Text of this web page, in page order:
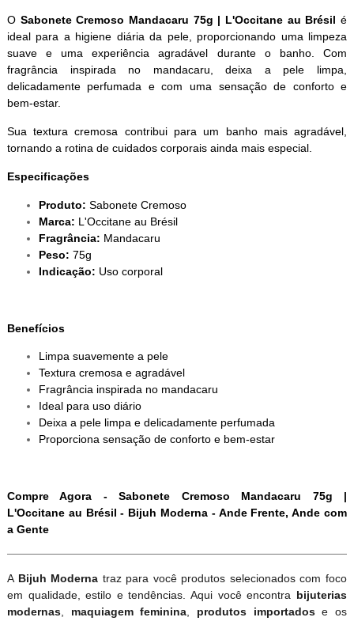
O Sabonete Cremoso Mandacaru 75g | L'Occitane au Brésil é
ideal para a higiene diária da pele, proporcionando uma limpeza
suave e uma experiência agradável durante o banho. Com
fragrância inspirada no mandacaru, deixa a pele limpa,
delicadamente perfumada e com uma sensação de conforto e
bem-estar.
Sua textura cremosa contribui para um banho mais agradável,
tornando a rotina de cuidados corporais ainda mais especial.
Especificações
Produto: Sabonete Cremoso
Marca: L'Occitane au Brésil
Fragrância: Mandacaru
Peso: 75g
Indicação: Uso corporal
Benefícios
Limpa suavemente a pele
Textura cremosa e agradável
Fragrância inspirada no mandacaru
Ideal para uso diário
Deixa a pele limpa e delicadamente perfumada
Proporciona sensação de conforto e bem-estar
Compre Agora - Sabonete Cremoso Mandacaru 75g |
L'Occitane au Brésil - Bijuh Moderna - Ande Frente, Ande com
a Gente
A Bijuh Moderna traz para você produtos selecionados com foco
em qualidade, estilo e tendências. Aqui você encontra bijuterias
modernas, maquiagem feminina produtos importadose os